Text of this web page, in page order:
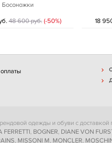
Босоножки
48 600 руб. (-50%) 18
одежды и обуви с
FERRETTI, BOGNER, DIANE VON
, MISSONI M, MONCLER,